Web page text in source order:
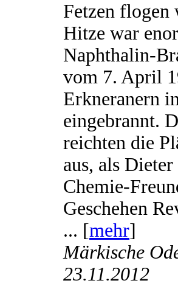
Fetzen flogen
Hitze war
Naphthalin-
vom 7. April
Erkneranern
eingebrannt.
reichten die
aus, als
Chemie-
Geschehen
... [mehr]
Märkische
23.11.2012